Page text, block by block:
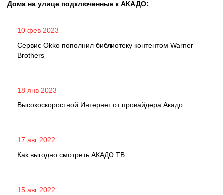
Дома на улице подключенные к АКАДО:
10 фев 2023
Сервис Okko пополнил библиотеку контентом Warner
Brothers
18 янв 2023
Высокоскоростной Интернет от провайдера Акадо
17 авг 2022
Как выгодно смотреть АКАДО ТВ
15 авг 2022